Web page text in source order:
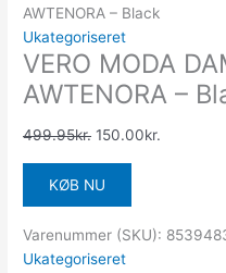
AWTENORA – Black
Ukategoriseret
VERO MODA
AWTENORA –
499.95kr. 150.00kr.
KØB NU
Varenummer (SKU):
Ukategoriseret